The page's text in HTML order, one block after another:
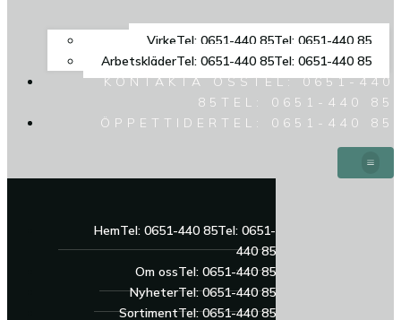
VirkeTel: 0651-440 85Tel: 0651-440 85
ArbetskläderTel: 0651-440 85Tel: 0651-440 85
KONTAKTA OSSTEL: 0651-440
85 TEL: 0651-440 85
ÖPPETTIDER TEL: 0651-440 85
HemTel: 0651-440 85Tel: 0651-
440 85
Om ossTel: 0651-440 85
NyheterTel: 0651-440 85
SortimentTel: 0651-440 85